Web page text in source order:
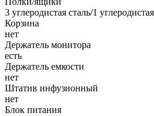
3 углеродистая сталь/1
Корзина
нет
Держатель монитора
есть
Держатель емкости
нет
Штатив инфузионный
нет
Блок питания